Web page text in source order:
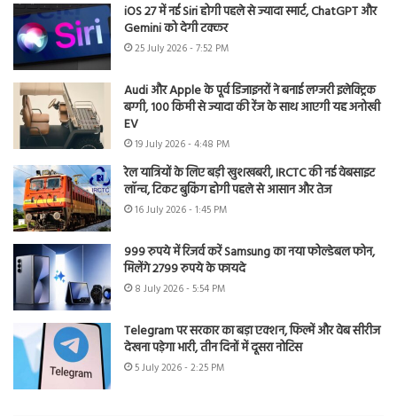
iOS 27 में नई Siri होगी पहले से ज्यादा स्मार्ट, ChatGPT और
Gemini को देगी टक्कर
25 July 2026 - 7:52 PM
Audi और Apple के पूर्व डिजाइनरों ने बनाई लग्जरी इलेक्ट्रिक
बग्गी, 100 किमी से ज्यादा की रेंज के साथ आएगी यह अनोखी
EV
19 July 2026 - 4:48 PM
रेल यात्रियों के लिए बड़ी खुशखबरी, IRCTC की नई वेबसाइट
लॉन्च, टिकट बुकिंग होगी पहले से आसान और तेज
16 July 2026 - 1:45 PM
999 रुपये में रिजर्व करें Samsung का नया फोल्डेबल फोन,
मिलेंगे 2799 रुपये के फायदे
8 July 2026 - 5:54 PM
Telegram पर सरकार का बड़ा एक्शन, फिल्में और वेब सीरीज
देखना पड़ेगा भारी, तीन दिनों में दूसरा नोटिस
5 July 2026 - 2:25 PM